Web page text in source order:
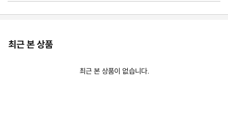
최근 본 상품
최근 본 상품이 없습니다.